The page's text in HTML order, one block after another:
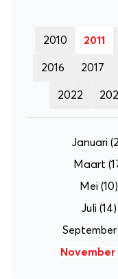
2010 2011
2016 2017
2022
Januari
Maart
Mei (10)
Juli (14)
September
November